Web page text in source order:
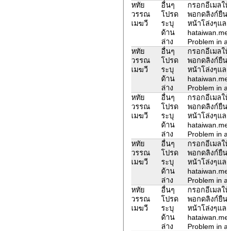
หทัย
วรรณ
เมฆวี
อื่นๆ
โปรด
ระบุ
ด้าน
ล่าง
กรอกอีเมล
พอกดลิงก์ยื
หน้าโล่งๆแ
Problem in
หทัย
วรรณ
เมฆวี
อื่นๆ
โปรด
ระบุ
ด้าน
ล่าง
กรอกอีเมล
พอกดลิงก์ยื
หน้าโล่งๆแ
Problem in
หทัย
วรรณ
เมฆวี
อื่นๆ
โปรด
ระบุ
ด้าน
ล่าง
กรอกอีเมล
พอกดลิงก์ยื
หน้าโล่งๆแ
Problem in
หทัย
วรรณ
เมฆวี
อื่นๆ
โปรด
ระบุ
ด้าน
ล่าง
กรอกอีเมล
พอกดลิงก์ยื
หน้าโล่งๆแ
Problem in
หทัย
วรรณ
เมฆวี
อื่นๆ
โปรด
ระบุ
ด้าน
ล่าง
กรอกอีเมล
พอกดลิงก์ยื
หน้าโล่งๆแ
Problem in